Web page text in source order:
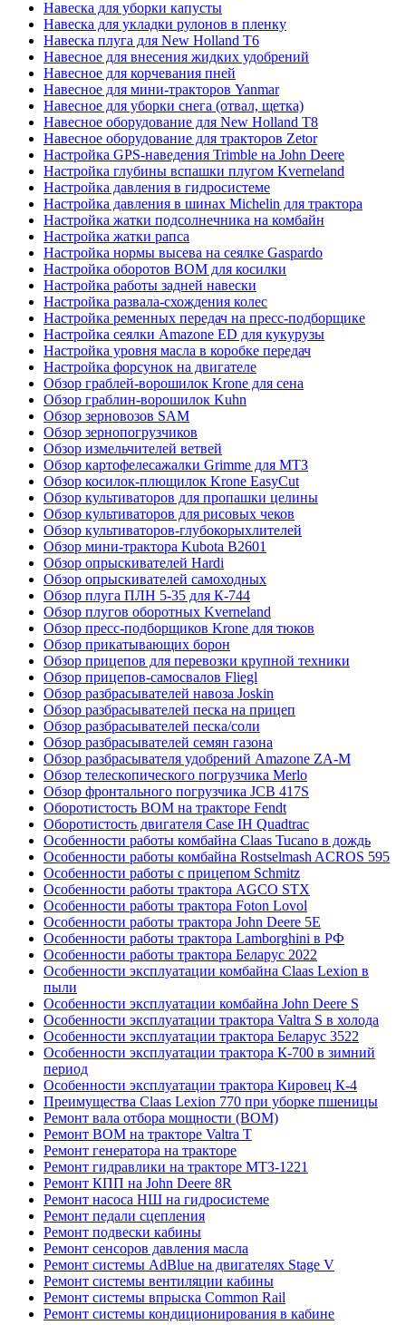
Навеска для уборки капусты
Навеска для укладки рулонов в пленку
Навеска плуга для New Holland T6
Навесное для внесения жидких удобрений
Навесное для корчевания пней
Навесное для мини-тракторов Yanmar
Навесное для уборки снега (отвал, щетка)
Навесное оборудование для New Holland T8
Навесное оборудование для тракторов Zetor
Настройка GPS-наведения Trimble на John Deere
Настройка глубины вспашки плугом Kverneland
Настройка давления в гидросистеме
Настройка давления в шинах Michelin для трактора
Настройка жатки подсолнечника на комбайн
Настройка жатки рапса
Настройка нормы высева на сеялке Gaspardo
Настройка оборотов ВОМ для косилки
Настройка работы задней навески
Настройка развала-схождения колес
Настройка ременных передач на пресс-подборщике
Настройка сеялки Amazone ED для кукурузы
Настройка уровня масла в коробке передач
Настройка форсунок на двигателе
Обзор граблей-ворошилок Krone для сена
Обзор граблин-ворошилок Kuhn
Обзор зерновозов SAM
Обзор зернопогрузчиков
Обзор измельчителей ветвей
Обзор картофелесажалки Grimme для МТЗ
Обзор косилок-плющилок Krone EasyCut
Обзор культиваторов для пропашки целины
Обзор культиваторов для рисовых чеков
Обзор культиваторов-глубокорыхлителей
Обзор мини-трактора Kubota B2601
Обзор опрыскивателей Hardi
Обзор опрыскивателей самоходных
Обзор плуга ПЛН 5-35 для К-744
Обзор плугов оборотных Kverneland
Обзор пресс-подборщиков Krone для тюков
Обзор прикатывающих борон
Обзор прицепов для перевозки крупной техники
Обзор прицепов-самосвалов Fliegl
Обзор разбрасывателей навоза Joskin
Обзор разбрасывателей песка на прицеп
Обзор разбрасывателей песка/соли
Обзор разбрасывателей семян газона
Обзор разбрасывателя удобрений Amazone ZA-M
Обзор телескопического погрузчика Merlo
Обзор фронтального погрузчика JCB 417S
Оборотистость ВОМ на тракторе Fendt
Оборотистость двигателя Case IH Quadtrac
Особенности работы комбайна Claas Tucano в дождь
Особенности работы комбайна Rostselmash ACROS 595
Особенности работы с прицепом Schmitz
Особенности работы трактора AGCO STX
Особенности работы трактора Foton Lovol
Особенности работы трактора John Deere 5E
Особенности работы трактора Lamborghini в РФ
Особенности работы трактора Беларус 2022
Особенности эксплуатации комбайна Claas Lexion в
пыли
Особенности эксплуатации комбайна John Deere S
Особенности эксплуатации трактора Valtra S в холода
Особенности эксплуатации трактора Беларус 3522
Особенности эксплуатации трактора К-700 в зимний
период
Особенности эксплуатации трактора Кировец К-4
Преимущества Claas Lexion 770 при уборке пшеницы
Ремонт вала отбора мощности (ВОМ)
Ремонт ВОМ на тракторе Valtra T
Ремонт генератора на тракторе
Ремонт гидравлики на тракторе МТЗ-1221
Ремонт КПП на John Deere 8R
Ремонт насоса НШ на гидросистеме
Ремонт педали сцепления
Ремонт подвески кабины
Ремонт сенсоров давления масла
Ремонт системы AdBlue на двигателях Stage V
Ремонт системы вентиляции кабины
Ремонт системы впрыска Common Rail
Ремонт системы кондиционирования в кабине